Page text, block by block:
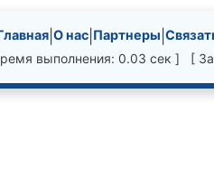
links, etc.
| О нас| Партнеры
выполнения: 0.03 сек ] [